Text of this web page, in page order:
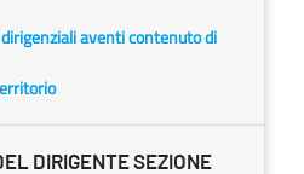
aventi contenuto di
DIRIGENTE SEZIONE